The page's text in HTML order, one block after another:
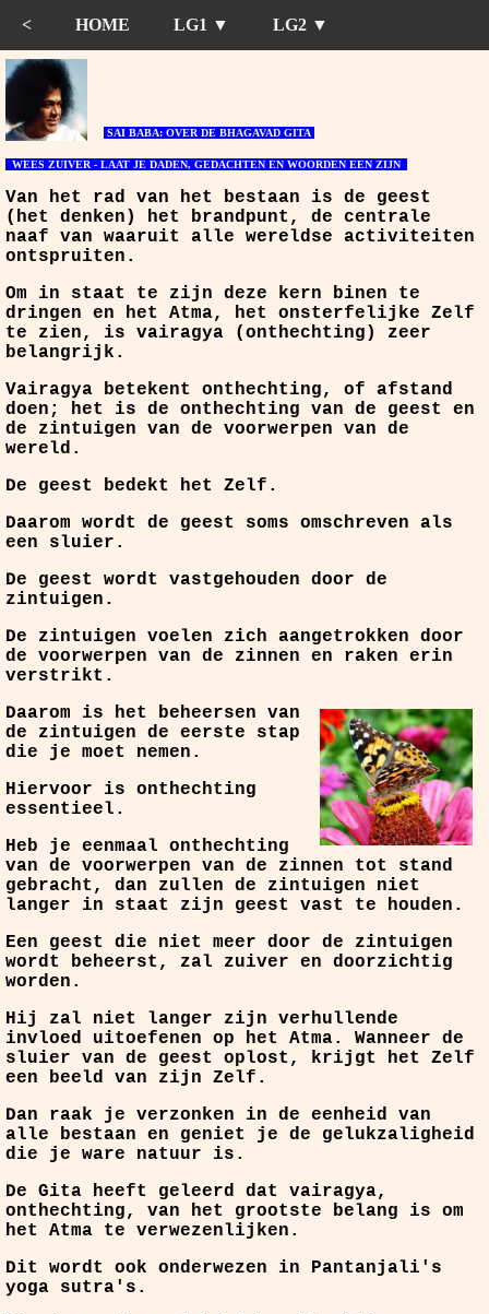
< HOME LG1 ▼ LG2 ▼
SAI BABA: OVER DE BHAGAVAD GITA
WEES ZUIVER - LAAT JE DADEN, GEDACHTEN EN WOORDEN EEN ZIJN
Van het rad van het bestaan is de geest
(het denken) het brandpunt, de centrale
naaf van waaruit alle wereldse activiteiten
ontspruiten.
Om in staat te zijn deze kern binen te
dringen en het Atma, het onsterfelijke Zelf
te zien, is vairagya (onthechting) zeer
belangrijk.
Vairagya betekent onthechting, of afstand
doen; het is de onthechting van de geest en
de zintuigen van de voorwerpen van de
wereld.
De geest bedekt het Zelf.
Daarom wordt de geest soms omschreven als
een sluier.
De geest wordt vastgehouden door de
zintuigen.
De zintuigen voelen zich aangetrokken door
de voorwerpen van de zinnen en raken erin
verstrikt.
Daarom is het beheersen van
de zintuigen de eerste stap
die je moet nemen.
Hiervoor is onthechting
essentieel.
Heb je eenmaal onthechting
van de voorwerpen van de zinnen tot stand
gebracht, dan zullen de zintuigen niet
langer in staat zijn geest vast te houden.
Een geest die niet meer door de zintuigen
wordt beheerst, zal zuiver en doorzichtig
worden.
Hij zal niet langer zijn verhullende
invloed uitoefenen op het Atma. Wanneer de
sluier van de geest oplost, krijgt het Zelf
een beeld van zijn Zelf.
Dan raak je verzonken in de eenheid van
alle bestaan en geniet je de gelukzaligheid
die je ware natuur is.
De Gita heeft geleerd dat vairagya,
onthechting, van het grootste belang is om
het Atma te verwezenlijken.
Dit wordt ook onderwezen in Pantanjali's
yoga sutra's.